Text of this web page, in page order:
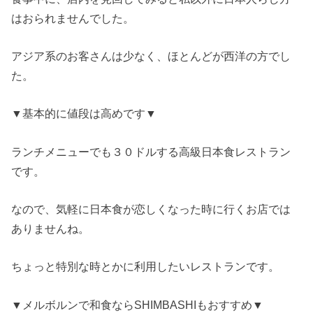
はおられませんでした。
アジア系のお客さんは少なく、ほとんどが西洋の方でし
た。
▼基本的に値段は高めです▼
ランチメニューでも３０ドルする高級日本食レストラン
です。
なので、気軽に日本食が恋しくなった時に行くお店では
ありませんね。
ちょっと特別な時とかに利用したいレストランです。
▼メルボルンで和食ならSHIMBASHIもおすすめ▼